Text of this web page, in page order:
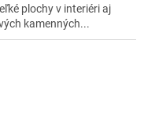
plochy v interiéri aj
kamenných...